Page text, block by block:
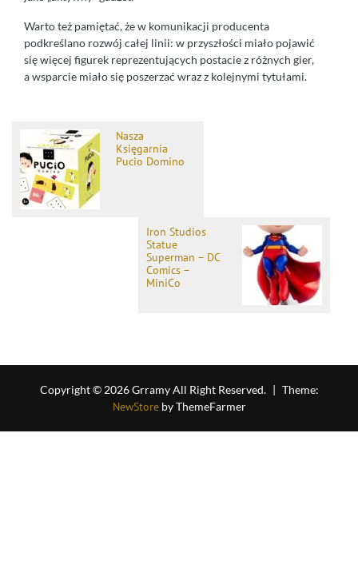
Warto też pamiętać, że w komunikacji producenta
podkreślano rozwój całej linii: w przyszłości miało pojawić
się więcej figurek reprezentujących postacie z różnych gier,
a wsparcie miało się poszerzać wraz z kolejnymi tytułami.
Nasza
Księgarnia
Pucio Domino
Iron Studios
Statue
Superman – DC
Comics –
MiniCo
Copyright © 2026 Grramy All Right Reserved. | Theme:
NewStoreby ThemeFarmer